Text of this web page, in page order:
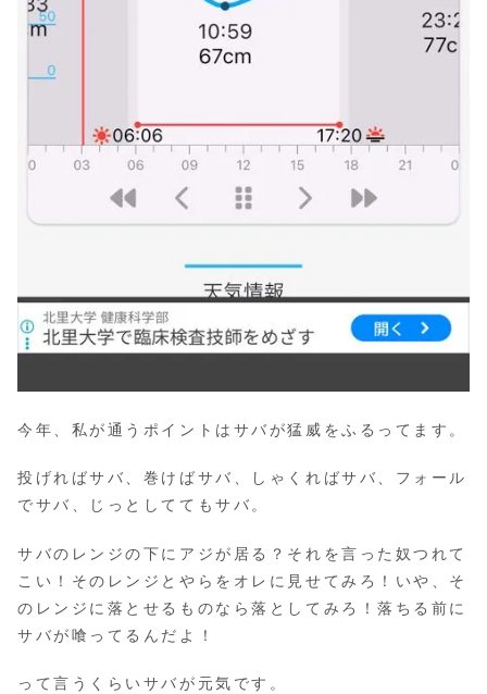
今年、私が通うポイントはサバが猛威をふるってます。
投げればサバ、巻けばサバ、しゃくればサバ、フォール
でサバ、じっとしててもサバ。
サバのレンジの下にアジが居る？それを言った奴つれて
こい！そのレンジとやらをオレに見せてみろ！いや、そ
のレンジに落とせるものなら落としてみろ！落ちる前に
サバが喰ってるんだよ！
って言うくらいサバが元気です。